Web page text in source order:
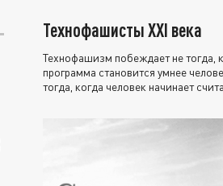
Технофашисты XXI века
Технофашизм побеждает не тогда,
программа становится умнее
тогда, когда человек начинает